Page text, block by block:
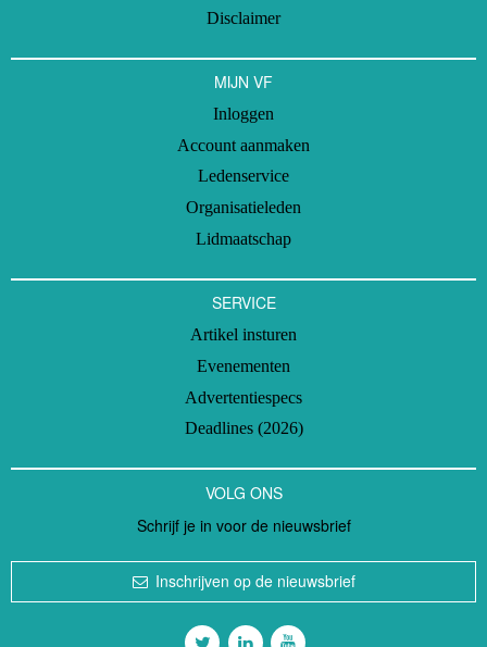
Disclaimer
MIJN VF
Inloggen
Account aanmaken
Ledenservice
Organisatieleden
Lidmaatschap
SERVICE
Artikel insturen
Evenementen
Advertentiespecs
Deadlines (2026)
VOLG ONS
Schrijf je in voor de nieuwsbrief
Inschrijven op de nieuwsbrief